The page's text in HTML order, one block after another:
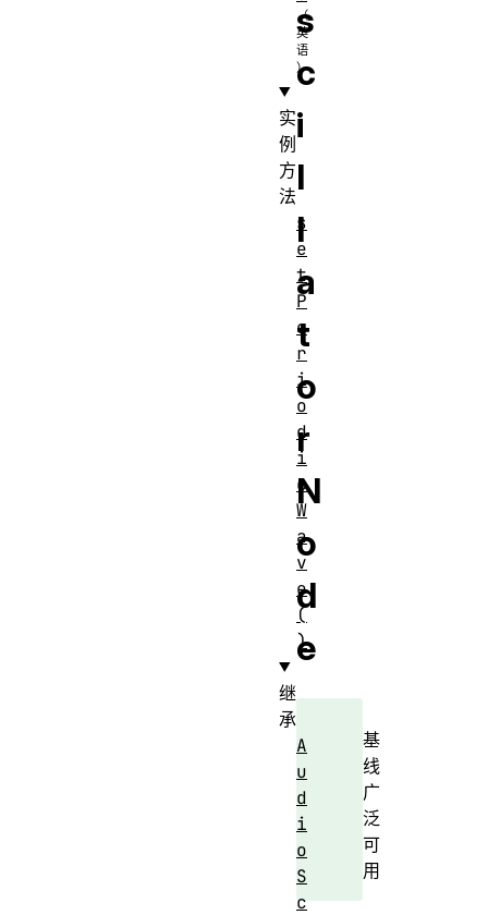
s
c
i
l
l
a
t
o
r
N
o
d
e
基
线
广
泛
可
用
实
例
方
法
s
e
t
P
e
r
i
o
d
i
c
W
a
v
e
(
)
继
承
A
u
d
i
o
S
c